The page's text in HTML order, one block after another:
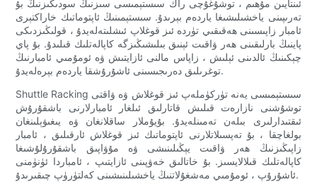
ئىنتايىن مۇھىم ، توشۇغۇچى راك سىستېمىسى سىزنىڭ سودىڭىزنىڭ بۇ
تەرىپىنى ياخشىلىشىغا ياردەم بېرىدۇ. سىستېمىنىڭ ئاپتوماتىك خاراكتېرى
ئامبار زاپىسىنى ھەقىقىي تۈردە ئىز قوغلاپ ئىشلىتەلەيدۇ ، قولىڭىزدىكى
پاينىڭ بارلىقىنى ھەر ۋاقىت ئېنىق بىلىشىڭىزگە كاپالەتلىك قىلىدۇ. بۇ پاي
چېكىنىڭ ئالدىنى ئېلىش ، زاپاس مالنى ئازايتىش ۋە ئومۇمىي ئامبارنىڭ
توغرىلىق دەرىجىسىنى ئاشۇرۇشقا ياردەم بېرەلەيدۇ.
Shuttle Racking سىستېمىسى يەنە تۈركۈملەپ ئىز قوغلاش ۋە ۋاقتى
توشۇشنى نازارەت قىلىش قاتارلىق ئىلغار ئامبارلارنى باشقۇرۇش
ئىقتىدارلىرى بىلەن تەمىنلەيدۇ. بۇيۇملار ساقلانغان ۋە يىغىۋېلىنغان
بولغاچقا ، بۇ تەپسىلاتلارنى ئاپتوماتىك ئىز قوغلاش ئارقىلىق ، ئامبار
زاپىڭىزنىڭ ھەر ۋاقىت يېڭىلىنىشى ۋە مۇۋاپىق باشقۇرۇلۇشىغا
كاپالەتلىك قىلالايسىز. بۇ خاتالىق خەۋپىنى ئازايتىپ ، ئامباردا ئۈنۈمنى
ئاشۇرۇپ ، ئومۇمىي مەشغۇلاتنىڭ ياخشىلىنىشىنى كەلتۈرۈپ چىقىرىدۇ.